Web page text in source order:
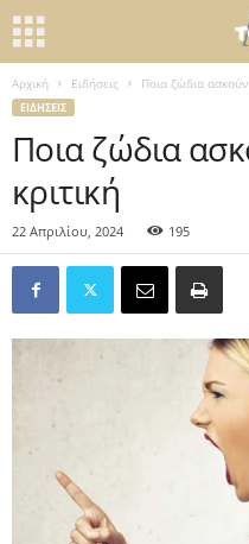
Αρχική Ειδήσεις Ποια ζώδια ασκούν
ΕΙΔΉΣΕΙΣ
Ποια ζώδια
κριτική
22 Απριλίου, 2024 195